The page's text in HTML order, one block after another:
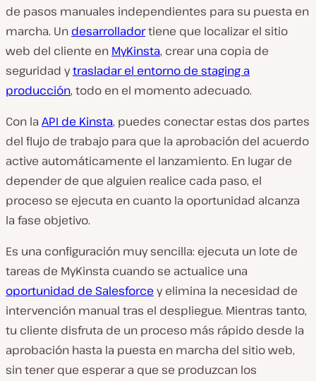
de pasos manuales independientes para su puesta en
marcha. Un desarrolladortiene que localizar el sitio
web del cliente en MyKinsta, crear una copia de
seguridad ytrasladar el entorno de staging a
producción, todo en el momento adecuado.
Con la API de Kinsta, puedes conectar estas dos partes
del flujo de trabajo para que la aprobación del acuerdo
active automáticamente el lanzamiento. En lugar de
depender de que alguien realice cada paso, el
proceso se ejecuta en cuanto la oportunidad alcanza
la fase objetivo.
Es una configuración muy sencilla: ejecuta un lote de
tareas de MyKinsta cuando se actualice una
oportunidad de Salesforce y elimina la necesidad de
intervención manual tras el despliegue. Mientras tanto,
tu cliente disfruta de un proceso más rápido desde la
aprobación hasta la puesta en marcha del sitio web,
sin tener que esperar a que se produzcan los